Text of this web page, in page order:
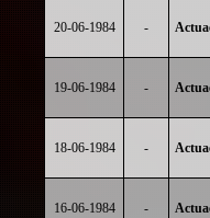
20-06-1984 -
19-06-1984 -
18-06-1984 -
16-06-1984 -